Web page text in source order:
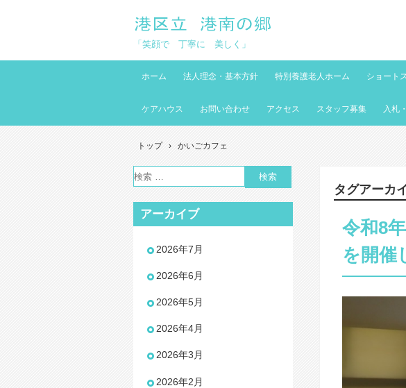
「笑顔で 丁寧に 美しく」
ホーム 法人理念・基本方針 特別養護老人ホーム ショート
ケアハウス お問い合わせ アクセス スタッフ募集 入札
トップ › かいごカフェ
タグアーカ
令和8
を開催
アーカイブ
2026年7月
2026年6月
2026年5月
2026年4月
2026年3月
2026年2月